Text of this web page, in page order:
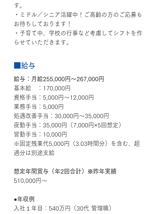
す。
・ミドル／シニア活躍中！ご高齢の方のご応募も
お待ちしております！
・子育て中、学校の行事など考慮してシフトを作
らせていただきます。
■給与
給与：月給255,000円～267,000円
基本給　：170,000円
資格手当：5,000円～12,000円
業務手当：5,000円
処遇改善手当：30,000円～35,000円
夜勤手当：35,000円（7,000円×5回想定）
皆勤手当：10,000円
※固定残業代5,000円（3.03時間分）を含む、超
過分は別途支給
想定年間賞与（年2回合計）※昨年実績
510,000円～
●年収例
入社１年目：540万円（30代 管理職）